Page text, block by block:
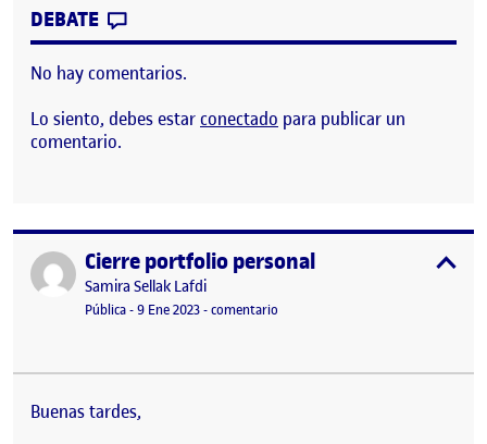
DEBATE
No hay comentarios.
Lo siento, debes estarconectado para publicar un
comentario.
Publicado porCierre portfolio personal
Publicado por
Samira Sellak Lafdi
Visibilidad:
Pública-Fecha de publicación
9 Ene 2023-comentario
Buenas tardes,